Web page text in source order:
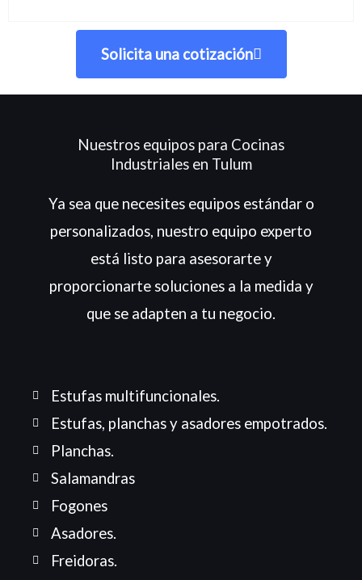
Solicita una cotización
Nuestros equipos para Cocinas
Industriales en Tulum
Ya sea que necesites equipos estándar o
personalizados, nuestro equipo experto
está listo para asesorarte y
proporcionarte soluciones a la medida y
que se adapten a tu negocio.
Estufas multifuncionales.
Estufas, planchas y asadores empotrados.
Planchas.
Salamandras
Fogones
Asadores.
Freidoras.